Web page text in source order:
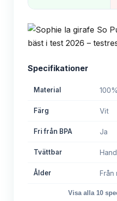
Specifikationer
Material
Färg Vit
Fri från BPA Ja
Tvättbar
Ålder Från
Visa alla 10